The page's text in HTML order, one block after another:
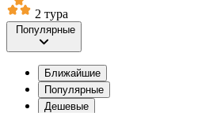
2 тура
Популярные
Ближайшие
Популярные
Дешевые